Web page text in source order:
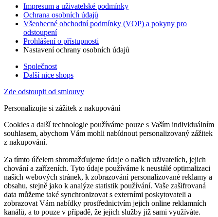
Impresum a uživatelské podmínky
Ochrana osobních údajů
Všeobecné obchodní podmínky (VOP) a pokyny pro
odstoupení
Prohlášení o přístupnosti
Nastavení ochrany osobních údajů
Společnost
Další nice shops
Zde odstoupit od smlouvy
Personalizujte si zážitek z nakupování
Cookies a další technologie používáme pouze s Vaším individuálním
souhlasem, abychom Vám mohli nabídnout personalizovaný zážitek
z nakupování.
Za tímto účelem shromažďujeme údaje o našich uživatelích, jejich
chování a zařízeních. Tyto údaje používáme k neustálé optimalizaci
našich webových stránek, k zobrazování personalizované reklamy a
obsahu, stejně jako k analýze statistik používání. Vaše zašifrovaná
data můžeme také synchronizovat s externími poskytovateli a
zobrazovat Vám nabídky prostřednictvím jejich online reklamních
kanálů, a to pouze v případě, že jejich služby již sami využíváte.